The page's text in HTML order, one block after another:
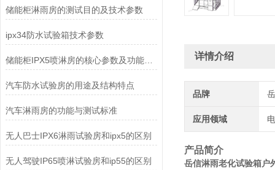
储能柜淋雨房的测试目的及技术参数
ipx34防水试验箱技术参数
储能柜IPX5喷淋房的核心参数及功能特点
汽车防水试验房的用途及结构特点
汽车淋雨房的功能与测试标准
无人巴士IPX6淋雨试验房和ipx5的区别
无人驾驶IP65喷淋试验房和ip55的区别
详情介绍
品牌
应用领域
产品简介
岳信淋雨老化试验箱户